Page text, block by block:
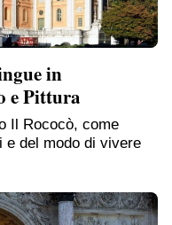
in
e Pittura
Il Rococò, come
e del modo di vivere